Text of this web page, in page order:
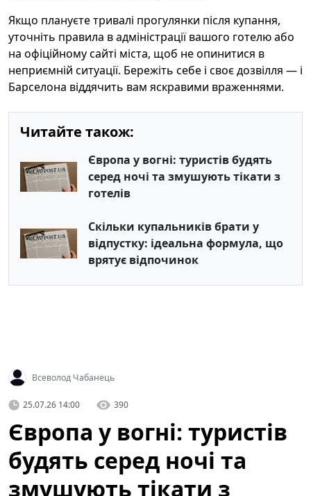
Якщо плануєте тривалі прогулянки після купання,
уточніть правила в адміністрації вашого готелю або
на офіційному сайті міста, щоб не опинитися в
неприємній ситуації. Бережіть себе і своє дозвілля — і
Барселона віддячить вам яскравими враженнями.
Читайте також:
Європа у вогні: туристів будять
серед ночі та змушують тікати з
готелів
Скільки купальників брати у
відпустку: ідеальна формула, що
врятує відпочинок
Всеволод Чабанець
25.07.26 14:00 390
Європа у вогні: туристів
будять серед ночі та
змушують тікати з